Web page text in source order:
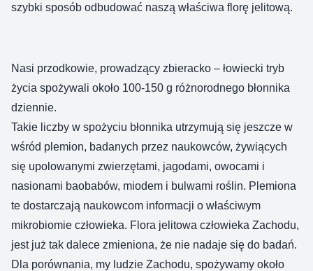
szybki sposób odbudować naszą właściwa florę jelitową.
Nasi przodkowie, prowadzący zbieracko – łowiecki tryb
życia spożywali około 100-150 g różnorodnego błonnika
dziennie.
Takie liczby w spożyciu błonnika utrzymują się jeszcze w
wśród plemion, badanych przez naukowców, żywiących
się upolowanymi zwierzętami, jagodami, owocami i
nasionami baobabów, miodem i bulwami roślin. Plemiona
te dostarczają naukowcom informacji o właściwym
mikrobiomie człowieka. Flora jelitowa człowieka Zachodu,
jest już tak dalece zmieniona, że nie nadaje się do badań.
Dla porównania, my ludzie Zachodu, spożywamy około